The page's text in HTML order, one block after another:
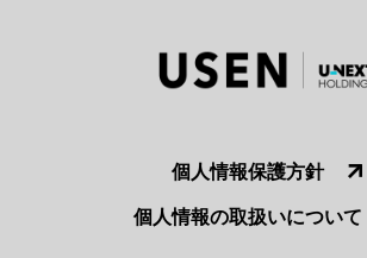
個人情報保護方針
個人情報の取扱いについて